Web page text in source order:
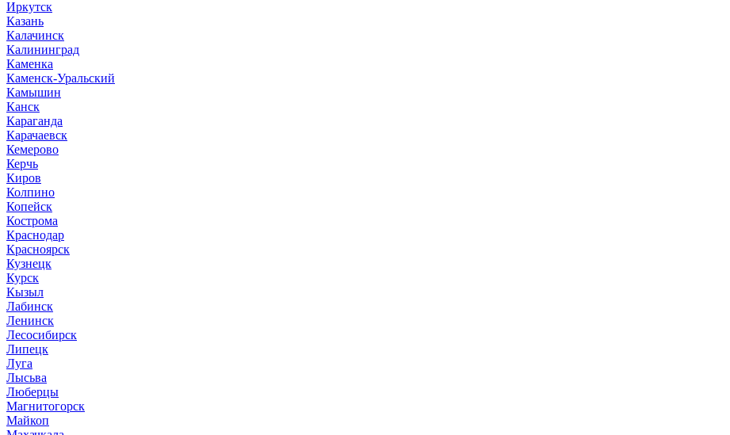
Иркутск
Казань
Калачинск
Калининград
Каменка
Каменск-Уральский
Камышин
Канск
Караганда
Карачаевск
Кемерово
Керчь
Киров
Колпино
Копейск
Кострома
Краснодар
Красноярск
Кузнецк
Курск
Кызыл
Лабинск
Ленинск
Лесосибирск
Липецк
Луга
Лысьва
Люберцы
Магнитогорск
Майкоп